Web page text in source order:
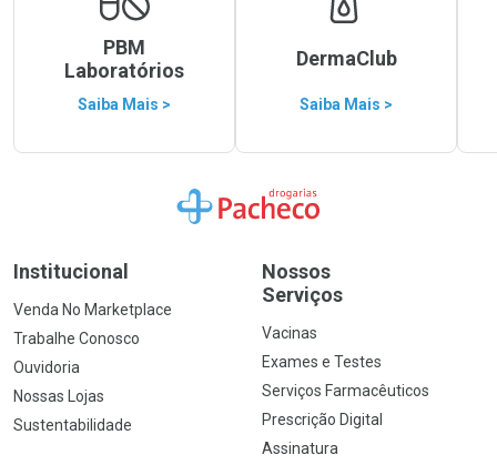
PBM
Laboratórios
Saiba Mais >
DermaClub
Saiba Mais >
Ir para a Home
Institucional
Venda No Marketplace
Trabalhe Conosco
Ouvidoria
Nossas Lojas
Sustentabilidade
Nossos
Serviços
Vacinas
Exames e Testes
Serviços Farmacêuticos
Prescrição Digital
Assinatura